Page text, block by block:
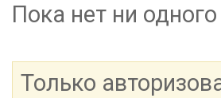
Пока нет ни
Только